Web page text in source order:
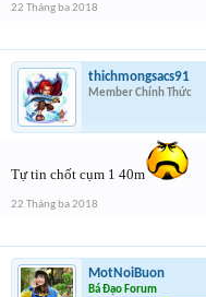
22 Tháng ba 2018
thichmongsacs91
Member Chính Thức
Tự tin chốt cụm 1 40m
22 Tháng ba 2018
MotNoiBuon
Bá Đạo Forum